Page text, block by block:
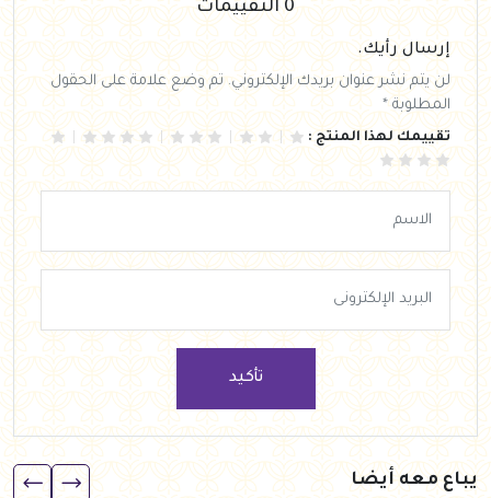
0 التقييمات
إرسال رأيك.
لن يتم نشر عنوان بريدك الإلكتروني. تم وضع علامة على الحقول
المطلوبة *
تقييمك لهذا المنتج :
تأكيد
يباع معه أيضا